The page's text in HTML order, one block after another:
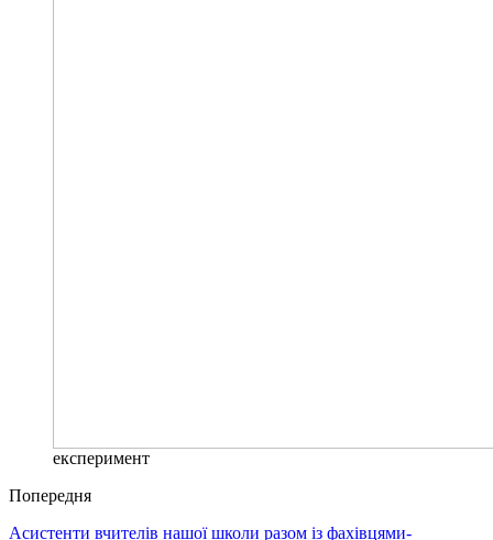
експеримент
Попередня
Асистенти вчителів нашої школи разом із фахівцями-